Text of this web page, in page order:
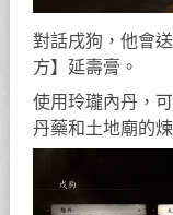
對話戌狗，他會
方】延壽膏。
使用玲瓏內丹，
丹藥和土地廟的